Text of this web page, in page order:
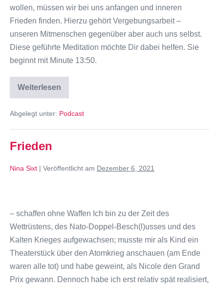
wollen, müssen wir bei uns anfangen und inneren
Frieden finden. Hierzu gehört Vergebungsarbeit –
unseren Mitmenschen gegenüber aber auch uns selbst.
Diese geführte Meditation möchte Dir dabei helfen. Sie
beginnt mit Minute 13:50.
Weiterlesen
Abgelegt unter: Podcast
Frieden
Nina Sixt | Veröffentlicht am Dezember 6, 2021
– schaffen ohne Waffen Ich bin zu der Zeit des
Wettrüstens, des Nato-Doppel-Besch(l)usses und des
Kalten Krieges aufgewachsen; musste mir als Kind ein
Theaterstück über den Atomkrieg anschauen (am Ende
waren alle tot) und habe geweint, als Nicole den Grand
Prix gewann. Dennoch habe ich erst relativ spät realisiert,